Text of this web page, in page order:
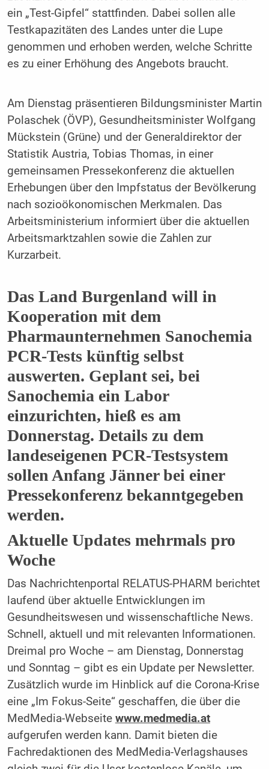
ein „Test-Gipfel“ stattfinden. Dabei sollen alle
Testkapazitäten des Landes unter die Lupe
genommen und erhoben werden, welche Schritte
es zu einer Erhöhung des Angebots braucht.
Am Dienstag präsentieren Bildungsminister Martin
Polaschek (ÖVP), Gesundheitsminister Wolfgang
Mückstein (Grüne) und der Generaldirektor der
Statistik Austria, Tobias Thomas, in einer
gemeinsamen Pressekonferenz die aktuellen
Erhebungen über den Impfstatus der Bevölkerung
nach sozioökonomischen Merkmalen. Das
Arbeitsministerium informiert über die aktuellen
Arbeitsmarktzahlen sowie die Zahlen zur
Kurzarbeit.
Das Land Burgenland will in
Kooperation mit dem
Pharmaunternehmen Sanochemia
PCR-Tests künftig selbst
auswerten. Geplant sei, bei
Sanochemia ein Labor
einzurichten, hieß es am
Donnerstag. Details zu dem
landeseigenen PCR-Testsystem
sollen Anfang Jänner bei einer
Pressekonferenz bekanntgegeben
werden.
Aktuelle Updates mehrmals pro
Woche
Das Nachrichtenportal RELATUS-PHARM berichtet
laufend über aktuelle Entwicklungen im
Gesundheitswesen und wissenschaftliche News.
Schnell, aktuell und mit relevanten Informationen.
Dreimal pro Woche – am Dienstag, Donnerstag
und Sonntag – gibt es ein Update per Newsletter.
Zusätzlich wurde im Hinblick auf die Corona-Krise
eine „Im Fokus-Seite“ geschaffen, die über die
MedMedia-Webseite www.medmedia.at
aufgerufen werden kann. Damit bieten die
Fachredaktionen des MedMedia-Verlagshauses